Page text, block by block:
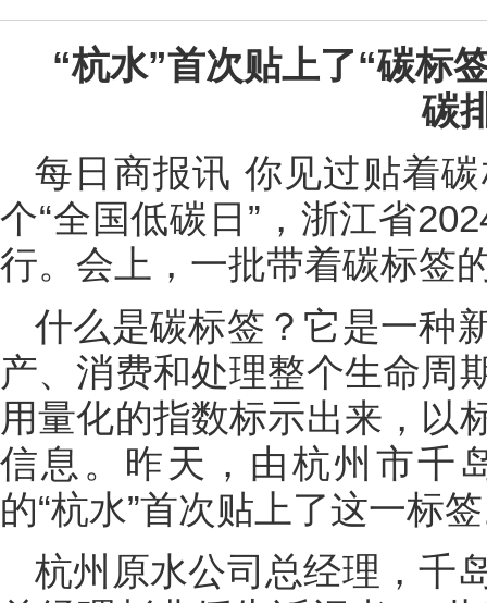
“杭水”首次贴上了“碳标
碳
每日商报讯 你见过贴着
个“全国低碳日”，浙江省
行。会上，一批带着碳标签
什么是碳标签？它是一种
产、消费和处理整个生命周
用量化的指数标示出来，以
信息。昨天，由杭州市千
的“杭水”首次贴上了这一标
杭州原水公司总经理，千